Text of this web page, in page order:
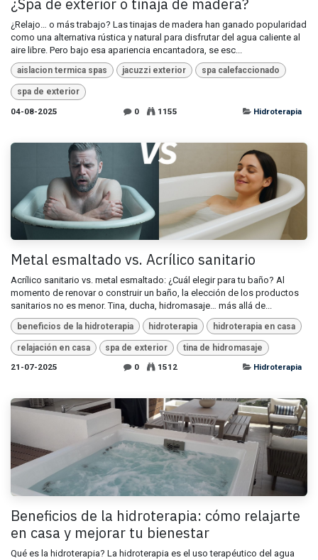
¿Relajo… o más trabajo? Las tinajas de madera han ganado popularidad
como una alternativa rústica y natural para disfrutar del agua caliente al
aire libre. Pero bajo esa apariencia encantadora, se esc...
aislacion termica spas jacuzzi exterior spa calefaccionado
spa de exterior
04-08-2025
0 1155 Hidroterapia
Metal esmaltado vs. Acrílico sanitario
Acrílico sanitario vs. metal esmaltado: ¿Cuál elegir para tu baño? Al
momento de renovar o construir un baño, la elección de los productos
sanitarios no es menor. Tina, ducha, hidromasaje… más allá de...
beneficios de la hidroterapia hidroterapia hidroterapia en casa
relajación en casa spa de exterior
tina de hidromasaje
21-07-2025
0 1512 Hidroterapia
Beneficios de la hidroterapia: cómo relajarte
en casa y mejorar tu bienestar
Qué es la hidroterapia? La hidroterapia es el uso terapéutico del agua